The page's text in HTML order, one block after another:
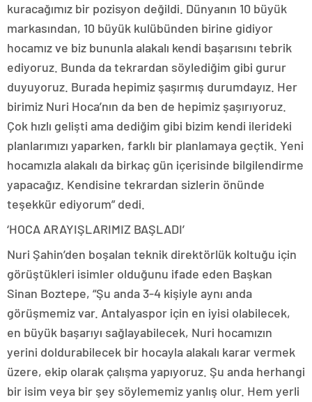
kuracağımız bir pozisyon değildi. Dünyanın 10 büyük
markasından, 10 büyük kulübünden birine gidiyor
hocamız ve biz bununla alakalı kendi başarısını tebrik
ediyoruz. Bunda da tekrardan söylediğim gibi gurur
duyuyoruz. Burada hepimiz şaşırmış durumdayız. Her
birimiz Nuri Hoca’nın da ben de hepimiz şaşırıyoruz.
Çok hızlı gelişti ama dediğim gibi bizim kendi ilerideki
planlarımızı yaparken, farklı bir planlamaya geçtik. Yeni
hocamızla alakalı da birkaç gün içerisinde bilgilendirme
yapacağız. Kendisine tekrardan sizlerin önünde
teşekkür ediyorum” dedi.
‘HOCA ARAYIŞLARIMIZ BAŞLADI’
Nuri Şahin’den boşalan teknik direktörlük koltuğu için
görüştükleri isimler olduğunu ifade eden Başkan
Sinan Boztepe, “Şu anda 3-4 kişiyle aynı anda
görüşmemiz var. Antalyaspor için en iyisi olabilecek,
en büyük başarıyı sağlayabilecek, Nuri hocamızın
yerini doldurabilecek bir hocayla alakalı karar vermek
üzere, ekip olarak çalışma yapıyoruz. Şu anda herhangi
bir isim veya bir şey söylememiz yanlış olur. Hem yerli